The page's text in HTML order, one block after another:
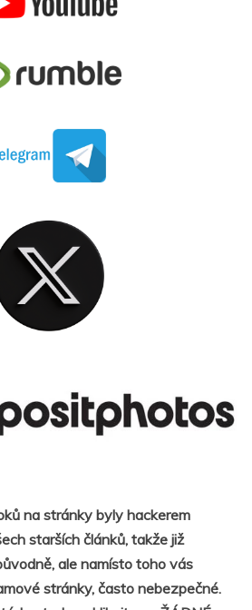
na stránky byly hackerem
starších článků, takže již
ale namísto toho vás
stránky, často nebezpečné.